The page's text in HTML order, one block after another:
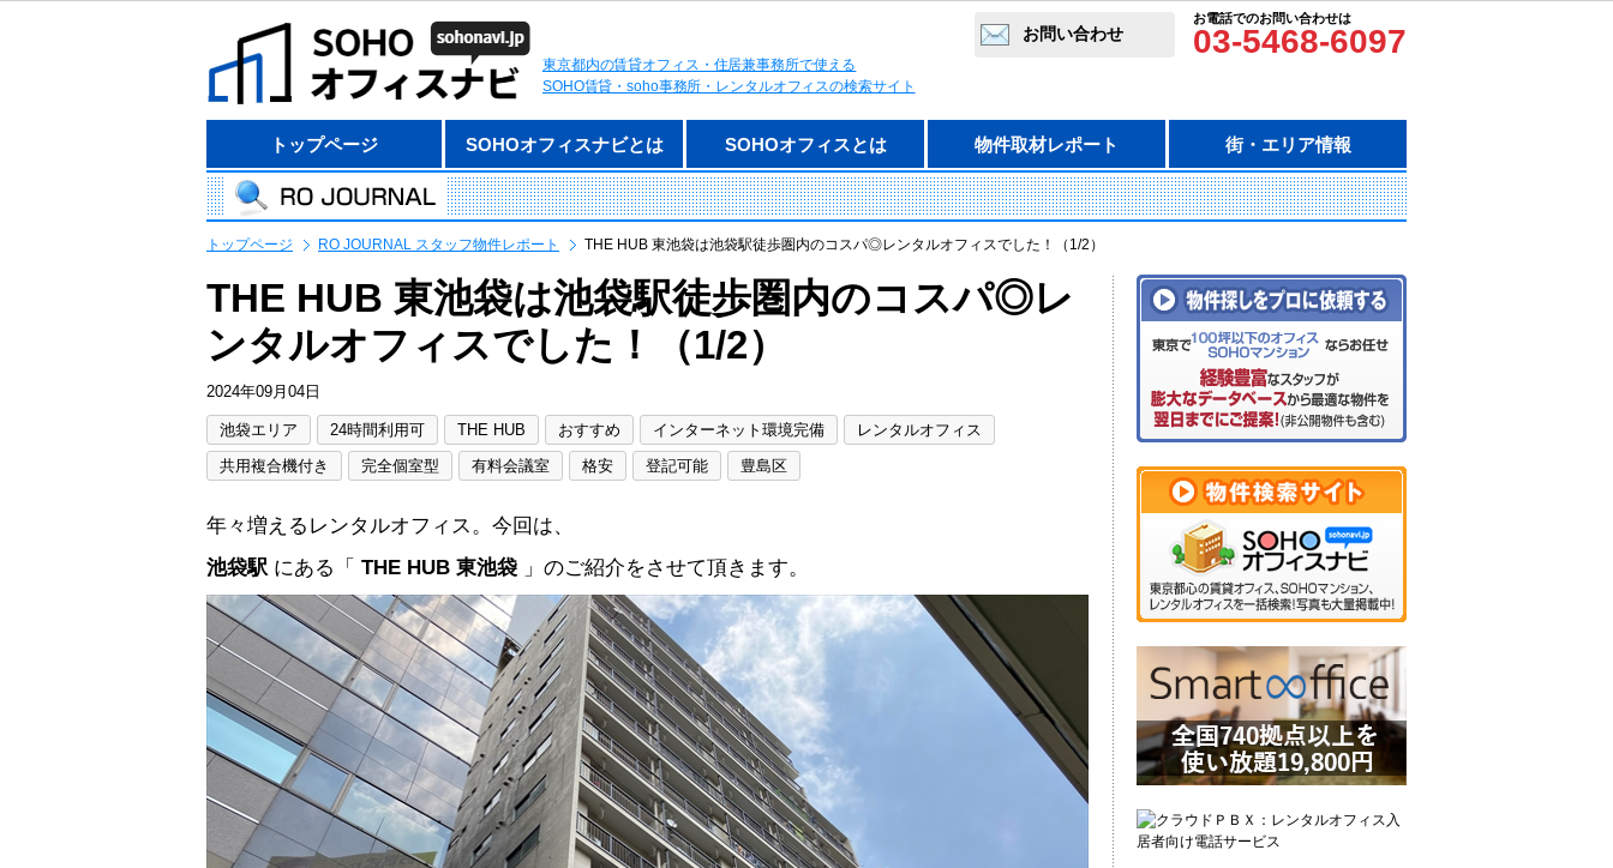
東京都内の賃貸オフィス・住居兼事務所で使える
SOHO賃貸・soho事務所・レンタルオフィスの検索サイト
お電話でのお問い合わせは
03-5468-6097
お問い合わせ
トップページ SOHOオフィスナビとは SOHOオフィスとは 物件取材レポート 街・エリア情報
トップページ RO JOURNAL スタッフ物件レポート THE HUB 東池袋は池袋駅徒歩圏内のコスパ◎レンタルオフィスでした！（1/2）
THE HUB 東池袋は池袋駅徒歩圏内のコスパ◎レ
ンタルオフィスでした！（1/2）
2024年09月04日
池袋エリア 24時間利用可 THE HUB おすすめ インターネット環境完備
レンタルオフィス
共用複合機付き
完全個室型 有料会議室 格安 登記可能 豊島区
年々増えるレンタルオフィス。今回は、
池袋駅 にある「 THE HUB 東池袋 」のご紹介をさせて頂きます。